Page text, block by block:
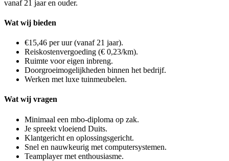
vanaf 21 jaar en ouder.
Wat wij bieden
€15,46 per uur (vanaf 21 jaar).
Reiskostenvergoeding (€ 0,23/km).
Ruimte voor eigen inbreng.
Doorgroeimogelijkheden binnen het bedrijf.
Werken met luxe tuinmeubelen.
Wat wij vragen
Minimaal een mbo-diploma op zak.
Je spreekt vloeiend Duits.
Klantgericht en oplossingsgericht.
Snel en nauwkeurig met computersystemen.
Teamplayer met enthousiasme.